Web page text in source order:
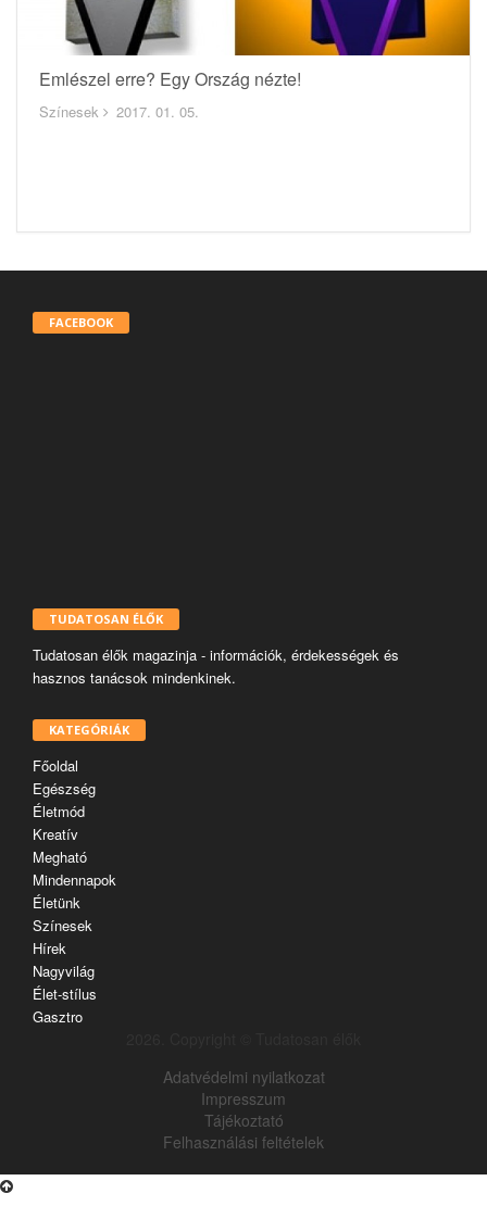
Emlészel erre? Egy Ország nézte!
Színesek 2017. 01. 05.
FACEBOOK
TUDATOSAN ÉLŐK
Tudatosan élők magazinja - információk, érdekességek és
hasznos tanácsok mindenkinek.
KATEGÓRIÁK
Főoldal
Egészség
Életmód
Kreatív
Megható
Mindennapok
Életünk
Színesek
Hírek
Nagyvilág
Élet-stílus
Gasztro
Adatvédelmi nyilatkozat
Impresszum
Tájékoztató
Felhasználási feltételek